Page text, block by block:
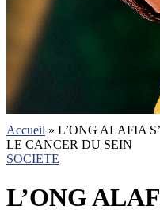
Accueil » L’ONG ALAFIA
LE CANCER DU SEIN
SOCIETE
L’ONG